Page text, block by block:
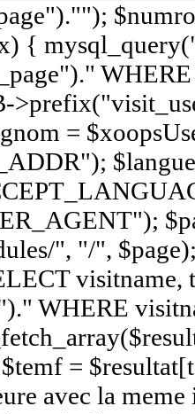
{
=
", "/",
visitname,
WHERE
=
avec la